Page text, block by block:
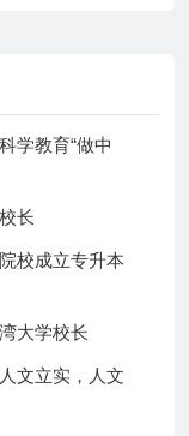
注意这些
用水量下降
慧
响我国
Into
the World’s
Than the
of
学教育“做中
长
校成立专升本
大学校长
文立实，人文